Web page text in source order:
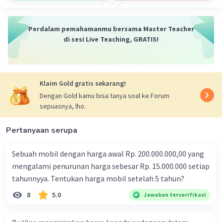
Sumber daya alam (biasa disingkat SDA) adalah
segala sesuatu yang berasal dari alam yang
dapat digunakan untuk memenuhi kebutuhan
Pengertian Sumber Daya Alam (SDA) : Segala
sesuatu yang ada di dalam alam dan dapat
dimanfaatkan untuk memenuhi kebutuhan serta
daya hutan, sumber daya lahan, sumber daya air,
Sumber daya alam adalah segala sesuatu yang
berasal dari bumi, biosfer dan atmosfer yang
Perdalam pemahamanmu bersama Master Teacher
di sesi Live Teaching, GRATIS!
Klaim Gold gratis sekarang!
Dengan Gold kamu bisa tanya soal ke Forum
sepuasnya, lho.
Pertanyaan serupa
Sebuah mobil dengan harga awal Rp. 200.000.000,00 yang
mengalami penurunan harga sebesar Rp. 15.000.000 setiap
tahunnyya. Tentukan harga mobil setelah 5 tahun?
8 5.0 Jawaban terverifikasi